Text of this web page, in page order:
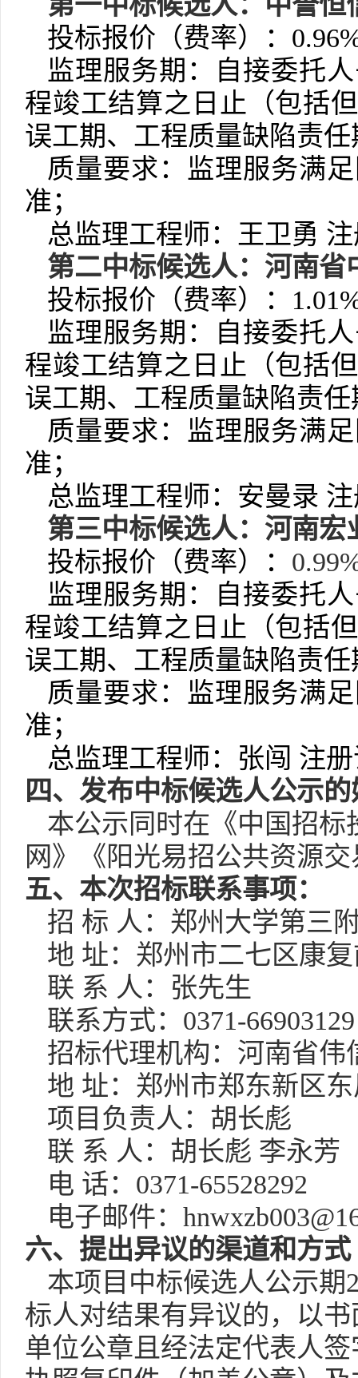
投标报价 （费率） ： 0.96
监理服务期 ：
自接委托
程竣工结算之日止（包括
误工期、工程质量缺陷责
质量要求：监理服务满
准；
总监理工程师：王卫勇
第二中标候选人： 河南省
投标报价 （费率） ： 1.01
监理服务期：自接委托
程竣工结算之日止（包括
误工期、工程质量缺陷责
质量要求：监理服务满
准；
总监理工程师：安曼录
第三中标候选人： 河南宏
投标报价 （费率） ：
监理服务期：自接委托
程竣工结算之日止（包括
误工期、工程质量缺陷责
质量要求：监理服务满
准；
总监理工程师：张闯 注
四、发布中标候选人公示
本公示同时在 《中国招
网》《阳光易招公共资源
五、本次招标联系事项：
招 标 人：郑州大学第三
地 址：郑州市二七区康
联 系 人：张先生
联系方式： 0371-66903129
招标代理机构：河南省
地 址：郑州市郑东新区
项目负责人：胡长彪
联 系 人：胡长彪 李永芳
电 话： 0371-65528292
电子邮件：
六、提出异议的渠道和方式
本项目中标候选人公示期
标人对结果有异议的，以
单位公章且经法定代表人